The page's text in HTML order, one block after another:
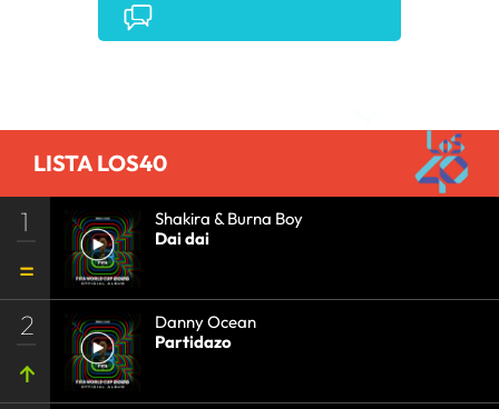
LISTA LOS40
1
Shakira & Burna Boy
Dai dai
2
Danny Ocean
Partidazo